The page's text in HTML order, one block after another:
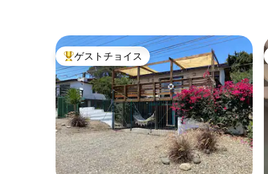
大好評のゲストチョイスです。
ゲストチョイス